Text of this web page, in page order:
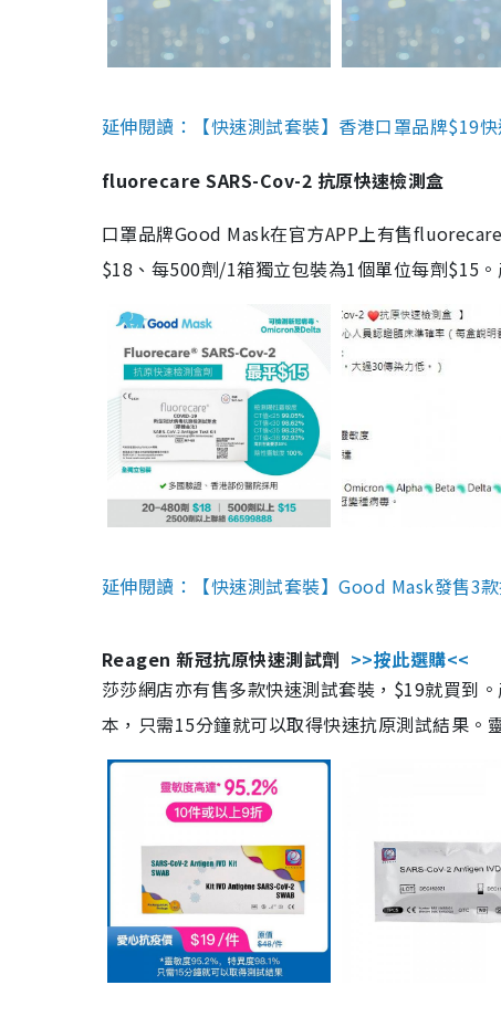
延伸閱讀：【快速測試套裝】香港口罩品牌$19
fluorecare SARS-Cov-2 抗原快速檢測盒
口罩品牌Good Mask在官方APP上有售
$18、每500劑/1箱獨立包裝為1個單位每劑$15
延伸閱讀：【快速測試套裝】Good Mask發售3
Reagen 新冠抗原快速測試劑 >>按此選購<<
莎莎網店亦有售多款快速測試套裝，$19就買到
本，只需15分鐘就可以取得快速抗原測試結果。